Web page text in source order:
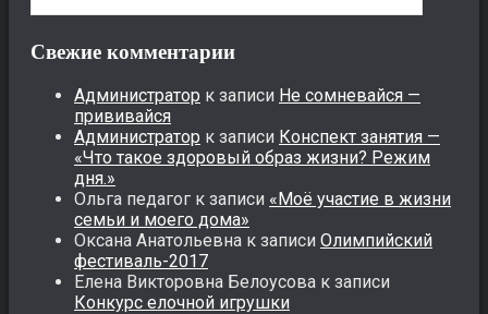
Свежие комментарии
Администратор к записи Не сомневайся —
прививайся
Администратор к записи Конспект занятия —
«Что такое здоровый образ жизни? Режим
дня.»
Ольга педагог к записи «Моё участие в жизни
семьи и моего дома»
Оксана Анатольевна к записи Олимпийский
фестиваль-2017
Елена Викторовна Белоусова к записи
Конкурс елочной игрушки